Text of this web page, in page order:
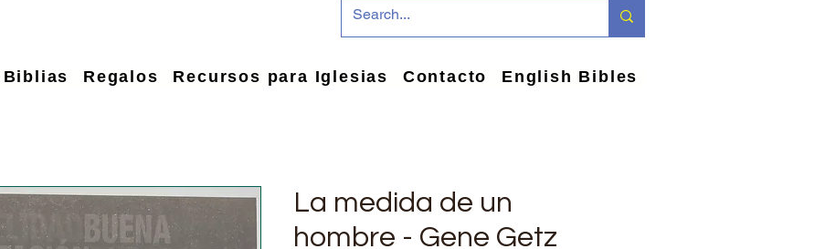
La medida de un
hombre - Gene Getz
Biblias Regalos Recursos para Iglesias Contacto English Bibles